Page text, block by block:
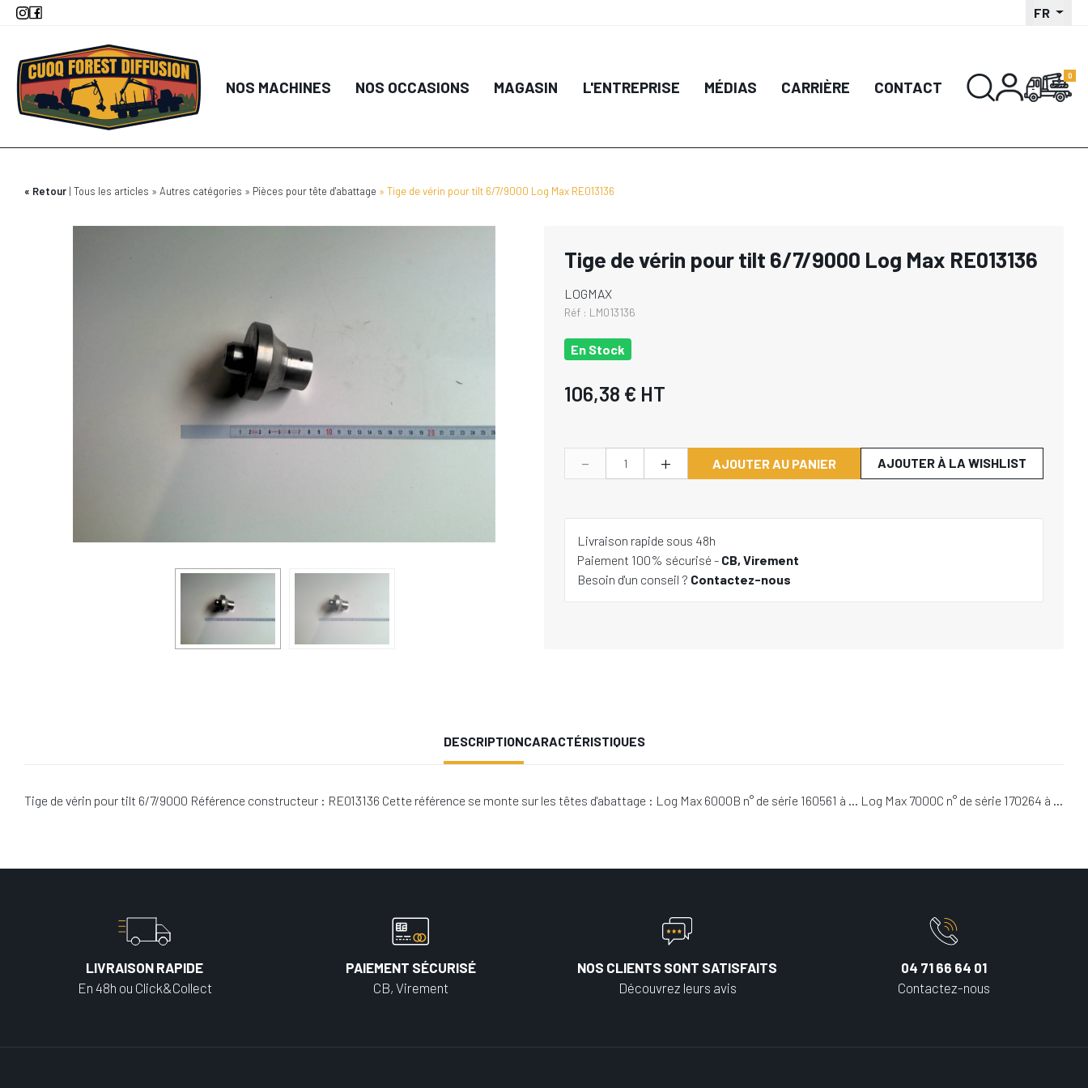
Aller
principal
FR
NOS MACHINES NOS OCCASIONS MAGASIN L'ENTREPRISE MÉDIAS CARRIÈRE CONTACT
Retour Tous les articles Autres catégories Pièces pour tête d'abattage Tige de vérin pour tilt 6/7/9000 Log Max RE013136
Tige de vérin pour tilt 6/7/9000 Log Max RE013136
LOGMAX
Réf : LM013136
En Stock
106,38 € HT
- + AJOUTER AU PANIER AJOUTER À LA WISHLIST
Livraison rapide sous 48h
Paiement 100% sécurisé - CB, Virement
Besoin d'un conseil ? Contactez-nous
DESCRIPTIONCARACTÉRISTIQUES
Tige de vérin pour tilt 6/7/9000 Référence constructeur : RE013136 Cette référence se monte sur les têtes d'abattage : Log Max 6000B n° de série 160561 à … Log Max 7000C n° de série 170264 à …
LIVRAISON RAPIDE
En 48h ou Click&Collect
PAIEMENT SÉCURISÉ
CB, Virement
NOS CLIENTS SONT SATISFAITS
Découvrez leurs avis
04 71 66 64 01
Contactez-nous